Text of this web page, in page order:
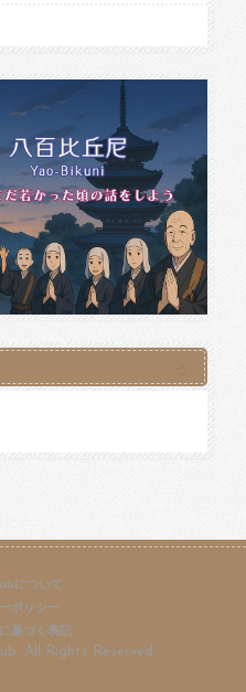
について
ポリシー
基づく表記
All Rights Reserved.